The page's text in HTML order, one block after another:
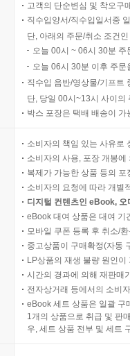
고객의 단순변심 및 착오구
직수입양서/직수입일서중
단, 아래의 주문/취소 조건
오늘 00시 ~ 06시 30분
오늘 06시 30분 이후 주
직수입 음반/영상물/기프트
단, 당일 00시~13시 사이의
박스 포장은 택배 배송이
소비자의 책임 있는 사유로
소비자의 사용, 포장 개봉
복제가 가능한 상품 등의
소비자의 요청에 따라 개별
디지털 컨텐츠인 eBook,
eBook 대여 상품은 대여 기
모바일 쿠폰 등록 후 취소/
중고상품이 구매확정(자동
LP상품의 재생 불량 원인
시간의 경과에 의해 재판매
전자상거래 등에서의 소비
eBook 세트 상품은 일괄 구
1개의 상품으로 취급 및 판
우, 세트 상품 전부 및 세트